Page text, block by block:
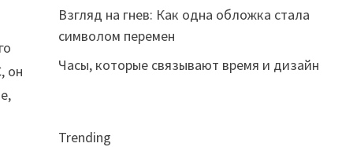
он
Взгляд на гнев: Как одна обложка стала
символом перемен
Часы, которые связывают время и дизайн
Trending